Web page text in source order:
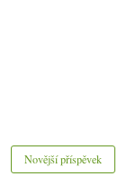
Novější příspěvek